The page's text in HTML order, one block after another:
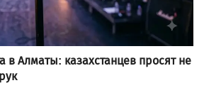
в Алматы: казахстанцев просят не